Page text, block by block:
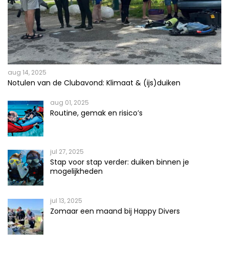
aug 14, 2025
Notulen van de Clubavond: Klimaat & (ijs)duiken
aug 01, 2025
Routine, gemak en risico’s
jul 27, 2025
Stap voor stap verder: duiken binnen je
mogelijkheden
jul 13, 2025
Zomaar een maand bij Happy Divers